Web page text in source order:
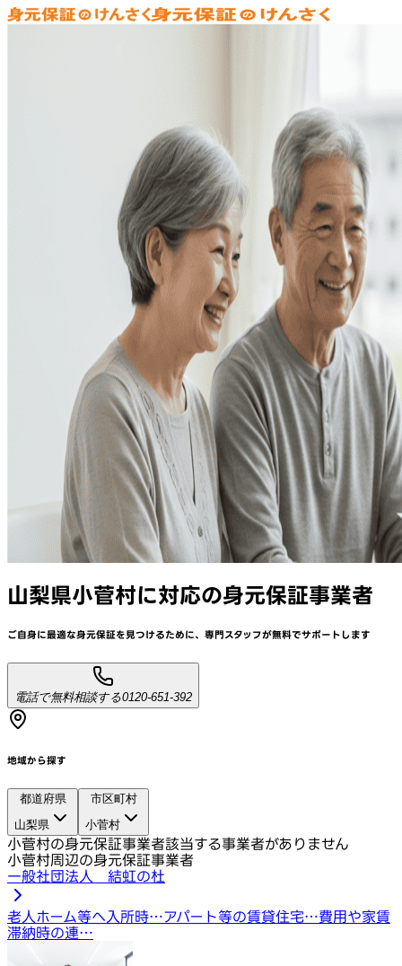
山梨県小菅村に対応の身元保証事業者
ご自身に最適な身元保証を見つけるために、 専門スタッフが無料でサポートします
電話で無料相談する0120-651-392
地域から探す
都道府県
山梨県
市区町村
小菅村
小菅村の身元保証事業者該当する事業者がありません
小菅村周辺の身元保証事業者
一般社団法人 結虹の杜
老人ホーム等へ入所時…アパート等の賃貸住宅…費用や家賃
滞納時の連…